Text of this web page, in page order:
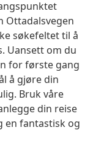
Ottadalsvegen
søkefeltet til å
Uansett om du
for første gang
å gjøre din
Bruk våre
din reise
en fantastisk og